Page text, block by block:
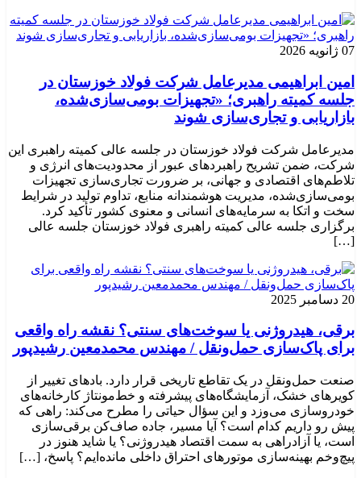
07 ژانویه 2026
امین ابراهیمی مدیرعامل شرکت فولاد خوزستان در
جلسه کمیته راهبری؛ «تجهیزات بومی‌سازی‌شده،
بازاریابی و تجاری‌سازی شوند
مدیرعامل شرکت فولاد خوزستان در جلسه عالی کمیته راهبری این
شرکت، ضمن تشریح راهبردهای عبور از محدودیت‌های انرژی و
تلاطم‌های اقتصادی و جهانی، بر ضرورت تجاری‌سازی تجهیزات
بومی‌سازی‌شده، مدیریت هوشمندانه منابع، تداوم تولید در شرایط
سخت و اتکا به سرمایه‌های انسانی و معنوی کشور تأکید کرد.
برگزاری جلسه عالی کمیته راهبری فولاد خوزستان جلسه عالی
[…]
20 دسامبر 2025
برقی، هیدروژنی یا سوخت‌های سنتی؟ نقشه راه واقعی
برای پاک‌سازی حمل‌ونقل / مهندس محمدمعین رشیدپور
صنعت حمل‌ونقل در یک تقاطع تاریخی قرار دارد. بادهای تغییر از
کویرهای خشک، آزمایشگاه‌های پیشرفته و خط‌مونتاژ کارخانه‌های
خودروسازی می‌وزد و این سؤال حیاتی را مطرح می‌کند: راهی که
پیش رو داریم کدام است؟ آیا مسیر، جاده صاف‌کن برقی‌سازی
است، یا آزادراهی به سمت اقتصاد هیدروژنی؟ یا شاید هنوز در
پیچ‌وخم بهینه‌سازی موتورهای احتراق داخلی مانده‌ایم؟ پاسخ، […]